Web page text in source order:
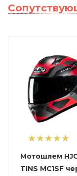
1
Мотошлем
TINS MC1SF